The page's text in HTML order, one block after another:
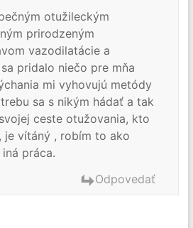
otužileckým
prirodzeným
vazodilatácie a
pridalo niečo pre mňa
mi vyhovujú metódy
sa s nikým hádať a tak
ceste otužovania, kto
je vítáný , robím to ako
práca.
Odpovedať